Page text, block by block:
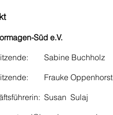
Süd e.V.
Sabine Buchholz​
Frauke Oppenhorst
Susan Sulaj